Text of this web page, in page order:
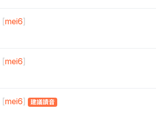
[mei6]
[mei6]
[mei6] 建議讀音